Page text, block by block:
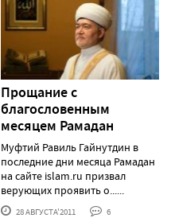
Прощание с
благословенным
месяцем Рамадан
Муфтий Равиль Гайнутдин в
последние дни месяца Рамадан
на сайте islam.ru призвал
верующих проявить о......
28 АВГУСТА'2011 6